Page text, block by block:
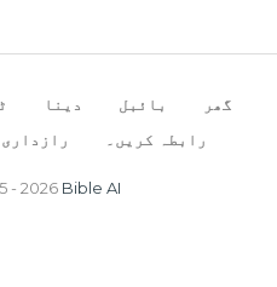
گھر بائبل دینا
رابطہ کریں۔
- 2026 Bible AI